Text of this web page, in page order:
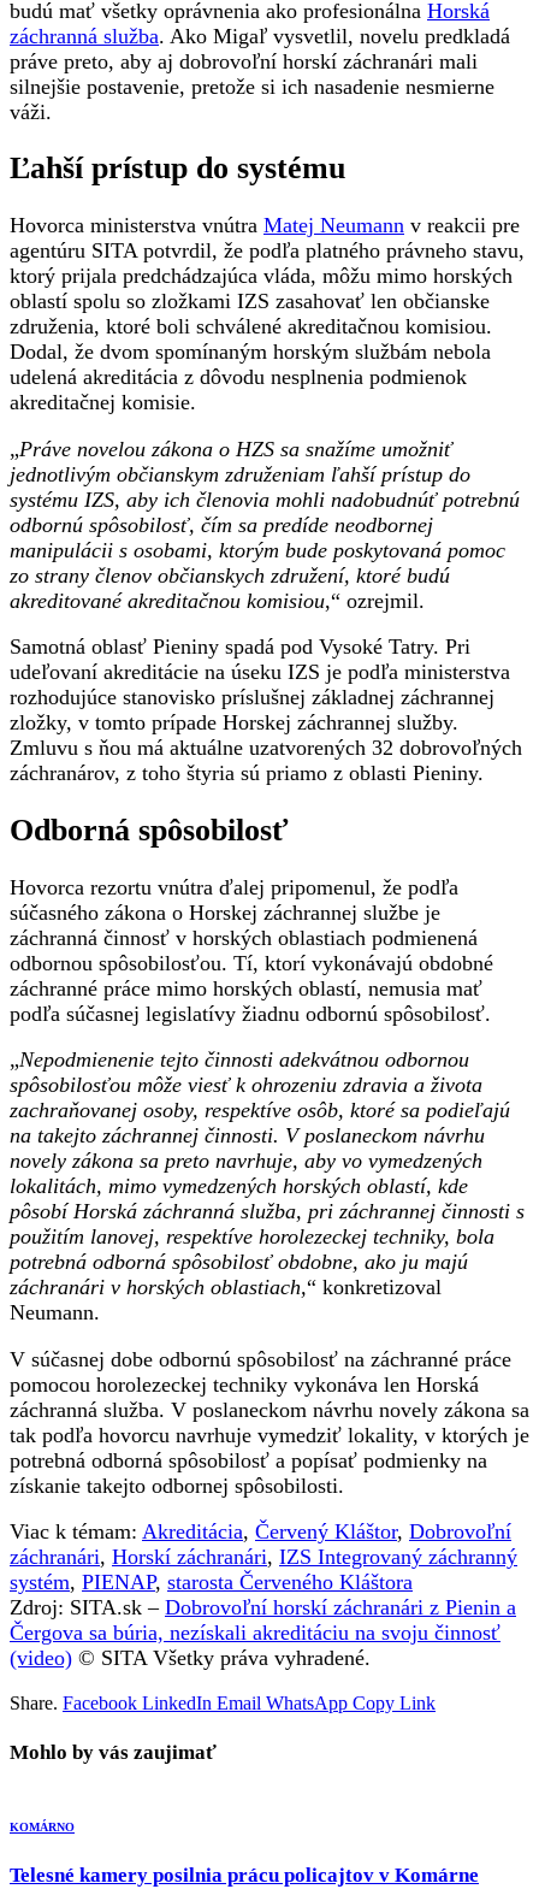
budú mať všetky oprávnenia ako profesionálna Horská
záchranná služba. Ako Migaľ vysvetlil, novelu predkladá
práve preto, aby aj dobrovoľní horskí záchranári mali
silnejšie postavenie, pretože si ich nasadenie nesmierne
váži.
Ľahší prístup do systému
Hovorca ministerstva vnútra Matej Neumann v reakcii pre
agentúru SITA potvrdil, že podľa platného právneho stavu,
ktorý prijala predchádzajúca vláda, môžu mimo horských
oblastí spolu so zložkami IZS zasahovať len občianske
združenia, ktoré boli schválené akreditačnou komisiou.
Dodal, že dvom spomínaným horským službám nebola
udelená akreditácia z dôvodu nesplnenia podmienok
akreditačnej komisie.
„Práve novelou zákona o HZS sa snažíme umožniť
jednotlivým občianskym združeniam ľahší prístup do
systému IZS, aby ich členovia mohli nadobudnúť potrebnú
odbornú spôsobilosť, čím sa predíde neodbornej
manipulácii s osobami, ktorým bude poskytovaná pomoc
zo strany členov občianskych združení, ktoré budú
akreditované akreditačnou komisiou,“ ozrejmil.
Samotná oblasť Pieniny spadá pod Vysoké Tatry. Pri
udeľovaní akreditácie na úseku IZS je podľa ministerstva
rozhodujúce stanovisko príslušnej základnej záchrannej
zložky, v tomto prípade Horskej záchrannej služby.
Zmluvu s ňou má aktuálne uzatvorených 32 dobrovoľných
záchranárov, z toho štyria sú priamo z oblasti Pieniny.
Odborná spôsobilosť
Hovorca rezortu vnútra ďalej pripomenul, že podľa
súčasného zákona o Horskej záchrannej službe je
záchranná činnosť v horských oblastiach podmienená
odbornou spôsobilosťou. Tí, ktorí vykonávajú obdobné
záchranné práce mimo horských oblastí, nemusia mať
podľa súčasnej legislatívy žiadnu odbornú spôsobilosť.
„Nepodmienenie tejto činnosti adekvátnou odbornou
spôsobilosťou môže viesť k ohrozeniu zdravia a života
zachraňovanej osoby, respektíve osôb, ktoré sa podieľajú
na takejto záchrannej činnosti. V poslaneckom návrhu
novely zákona sa preto navrhuje, aby vo vymedzených
lokalitách, mimo vymedzených horských oblastí, kde
pôsobí Horská záchranná služba, pri záchrannej činnosti s
použitím lanovej, respektíve horolezeckej techniky, bola
potrebná odborná spôsobilosť obdobne, ako ju majú
záchranári v horských oblastiach,“ konkretizoval
Neumann.
V súčasnej dobe odbornú spôsobilosť na záchranné práce
pomocou horolezeckej techniky vykonáva len Horská
záchranná služba. V poslaneckom návrhu novely zákona sa
tak podľa hovorcu navrhuje vymedziť lokality, v ktorých je
potrebná odborná spôsobilosť a popísať podmienky na
získanie takejto odbornej spôsobilosti.
Viac k témam: Akreditácia, Červený Kláštor, Dobrovoľní
záchranári, Horskí záchranári, IZS Integrovaný záchranný
systém, PIENAP, starosta Červeného Kláštora
Zdroj: SITA.sk – Dobrovoľní horskí záchranári z Pienin a
Čergova sa búria, nezískali akreditáciu na svoju činnosť
(video) © SITA Všetky práva vyhradené.
Share. Facebook LinkedIn Email WhatsApp Copy Link
Mohlo by vás zaujimať
KOMÁRNO
Telesné kamery posilnia prácu policajtov v Komárne